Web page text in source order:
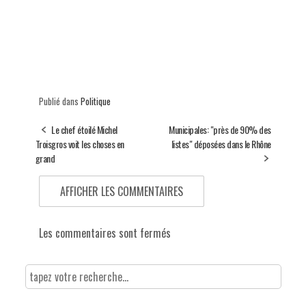
Publié dans Politique
Le chef étoilé Michel
Troisgros voit les choses en
grand
Municipales: "près de 90% des
listes" déposées dans le Rhône
AFFICHER LES COMMENTAIRES
Les commentaires sont fermés